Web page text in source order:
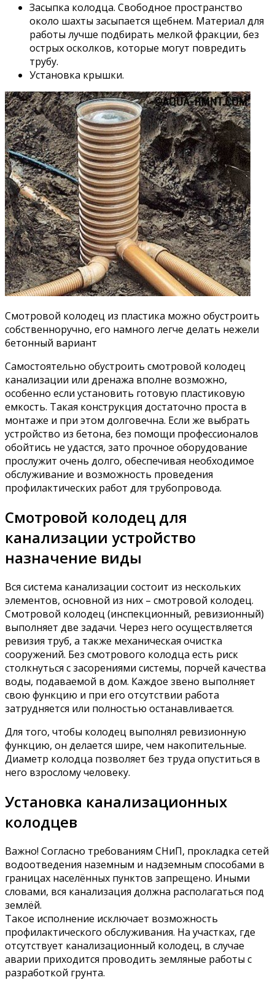
Засыпка колодца. Свободное пространство
около шахты засыпается щебнем. Материал для
работы лучше подбирать мелкой фракции, без
острых осколков, которые могут повредить
трубу.
Установка крышки.
Смотровой колодец из пластика можно обустроить
собственноручно, его намного легче делать нежели
бетонный вариант
Самостоятельно обустроить смотровой колодец
канализации или дренажа вполне возможно,
особенно если установить готовую пластиковую
емкость. Такая конструкция достаточно проста в
монтаже и при этом долговечна. Если же выбрать
устройство из бетона, без помощи профессионалов
обойтись не удастся, зато прочное оборудование
прослужит очень долго, обеспечивая необходимое
обслуживание и возможность проведения
профилактических работ для трубопровода.
Смотровой колодец для
канализации устройство
назначение виды
Вся система канализации состоит из нескольких
элементов, основной из них – смотровой колодец.
Смотровой колодец (инспекционный, ревизионный)
выполняет две задачи. Через него осуществляется
ревизия труб, а также механическая очистка
сооружений. Без смотрового колодца есть риск
столкнуться с засорениями системы, порчей качества
воды, подаваемой в дом. Каждое звено выполняет
свою функцию и при его отсутствии работа
затрудняется или полностью останавливается.
Для того, чтобы колодец выполнял ревизионную
функцию, он делается шире, чем накопительные.
Диаметр колодца позволяет без труда опуститься в
него взрослому человеку.
Установка канализационных
колодцев
Важно! Согласно требованиям СНиП, прокладка сетей
водоотведения наземным и надземным способами в
границах населённых пунктов запрещено. Иными
словами, вся канализация должна располагаться под
землёй.
Такое исполнение исключает возможность
профилактического обслуживания. На участках, где
отсутствует канализационный колодец, в случае
аварии приходится проводить земляные работы с
разработкой грунта.